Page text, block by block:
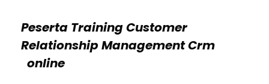
Peserta Training Customer
Relationship Management Crm
online